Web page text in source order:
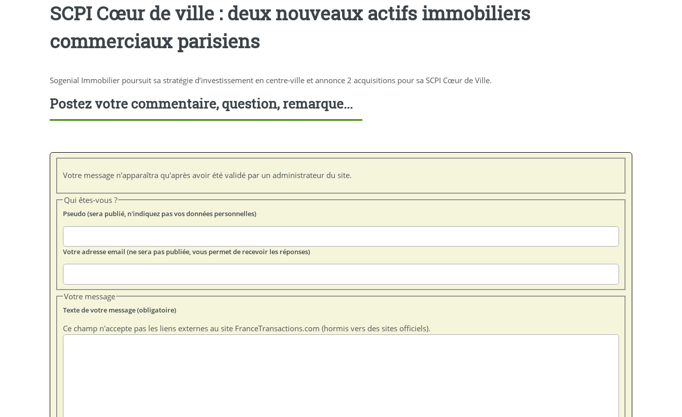
SCPI Cœur de ville : deux nouveaux actifs immobiliers
commerciaux parisiens
Sogenial Immobilier poursuit sa stratégie d’investissement en centre-ville et annonce 2 acquisitions pour sa SCPI Cœur de Ville.
Postez votre commentaire, question, remarque...
Votre message n'apparaîtra qu'après avoir été validé par un administrateur du site.
Qui êtes-vous ?
Pseudo (sera publié, n'indiquez pas vos données personnelles)
Votre adresse email (ne sera pas publiée, vous permet de recevoir les réponses)
Votre message
Texte de votre message (obligatoire)
Ce champ n'accepte pas les liens externes au site FranceTransactions.com (hormis vers des sites officiels).